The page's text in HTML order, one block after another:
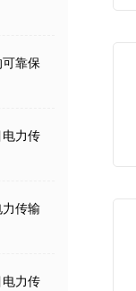
可靠保
力传
传输
力传